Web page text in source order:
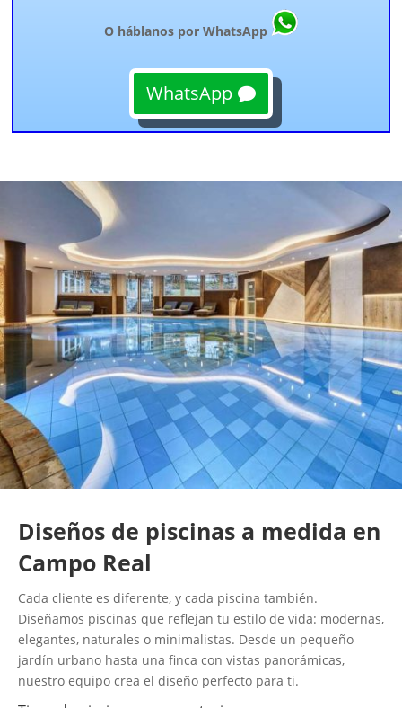
O háblanos por WhatsApp
WhatsApp
Diseños de piscinas a medida en
Campo Real
Cada cliente es diferente, y cada piscina también.
Diseñamos piscinas que reflejan tu estilo de vida: modernas,
elegantes, naturales o minimalistas. Desde un pequeño
jardín urbano hasta una finca con vistas panorámicas,
nuestro equipo crea el diseño perfecto para ti.